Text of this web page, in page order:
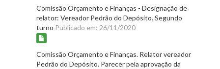
Comissão Orçamento e Finanças - Designação de
relator: Vereador Pedrão do Depósito. Segundo
turno Publicado em: 26/11/2020
Comissão Orçamento e Finanças. Relator vereador
Pedrão do Depósito. Parecer pela aprovação da